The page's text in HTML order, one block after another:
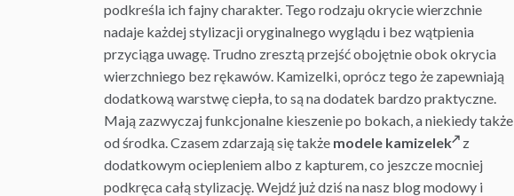
podkreśla ich fajny charakter. Tego rodzaju okrycie wierzchnie
nadaje każdej stylizacji oryginalnego wyglądu i bez wątpienia
przyciąga uwagę. Trudno zresztą przejść obojętnie obok okrycia
wierzchniego bez rękawów. Kamizelki, oprócz tego że zapewniają
dodatkową warstwę ciepła, to są na dodatek bardzo praktyczne.
Mają zazwyczaj funkcjonalne kieszenie po bokach, a niekiedy także
od środka. Czasem zdarzają się także modele kamizelek
z
dodatkowym ociepleniem albo z kapturem, co jeszcze mocniej
podkręca całą stylizację. Wejdź już dziś na nasz blog modowy i